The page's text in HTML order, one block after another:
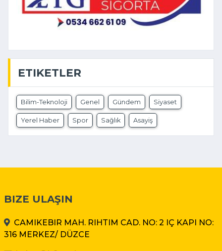
ETIKETLER
Bilim-Teknoloji Genel Gündem Siyaset
Yerel Haber Spor Sağlık Asayiş
BIZE ULAŞIN
CAMIKEBIR MAH. RIHTIM CAD. NO: 2 IÇ KAPI NO:
316 MERKEZ/ DÜZCE